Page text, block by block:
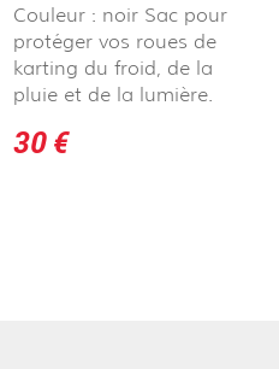
Couleur : noir Sac pour
protéger vos roues de
karting du froid, de la
pluie et de la lumière.
30 €